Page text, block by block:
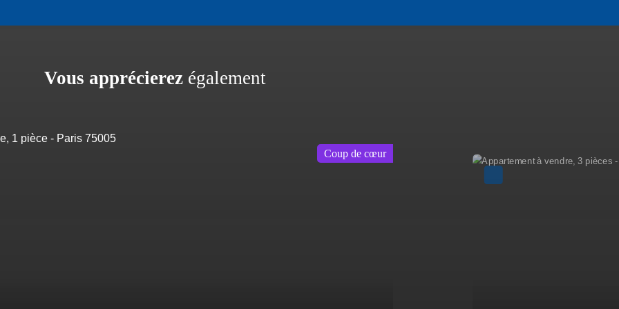
Vous apprécierezégalement
A voir absolument